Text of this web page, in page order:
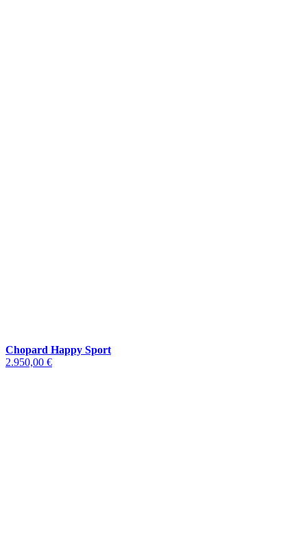
Chopard Happy Sport
2.950,00 €